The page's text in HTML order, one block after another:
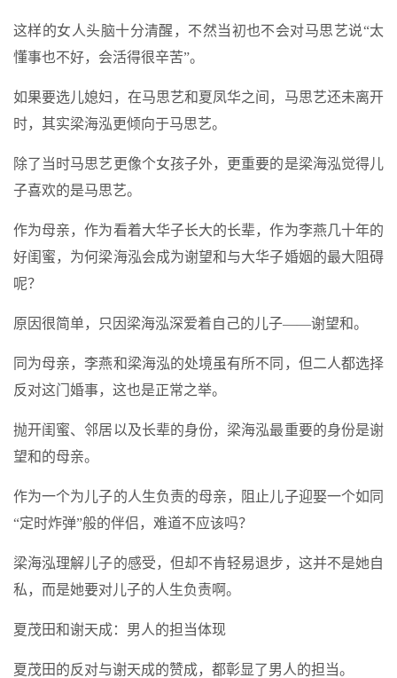
这样的女人头脑十分清醒，不然当初也不会对马思艺说“太
懂事也不好，会活得很辛苦”。
如果要选儿媳妇，在马思艺和夏凤华之间，马思艺还未离开
时，其实梁海泓更倾向于马思艺。
除了当时马思艺更像个女孩子外，更重要的是梁海泓觉得儿
子喜欢的是马思艺。
作为母亲，作为看着大华子长大的长辈，作为李燕几十年的
好闺蜜，为何梁海泓会成为谢望和与大华子婚姻的最大阻碍
呢？
原因很简单，只因梁海泓深爱着自己的儿子——谢望和。
同为母亲，李燕和梁海泓的处境虽有所不同，但二人都选择
反对这门婚事，这也是正常之举。
抛开闺蜜、邻居以及长辈的身份，梁海泓最重要的身份是谢
望和的母亲。
作为一个为儿子的人生负责的母亲，阻止儿子迎娶一个如同
“定时炸弹”般的伴侣，难道不应该吗？
梁海泓理解儿子的感受，但却不肯轻易退步，这并不是她自
私，而是她要对儿子的人生负责啊。
夏茂田和谢天成：男人的担当体现
夏茂田的反对与谢天成的赞成，都彰显了男人的担当。